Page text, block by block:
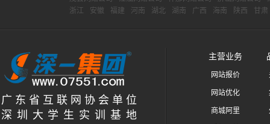
浙江
安徽 福建 河南 湖北 湖南 广西 海南 陕西 甘肃
广 东 省 互 联 网 协 会 单 位
深 圳 大 学 生 实 训 基 地
主营业务
网站报价
网站优化
商城阿里